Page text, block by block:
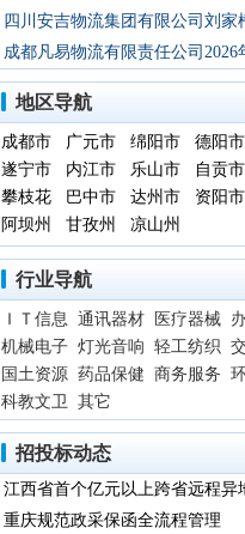
罐式半挂车项目成交候选人公示
四川安吉物流集团有限公司刘家
绿色智慧物流园职业病危害预评
（二次）成交候选人公示
成都凡易物流有限责任公司2026
空调采购及安装项目（第三次）
果公示
地区导航
成都市 广元市 绵阳市 德阳市
遂宁市
内江市 乐山市 自贡市
攀枝花
巴中市 达州市 资阳市
阿坝州
甘孜州 凉山州
行业导航
ＩＴ信息 通讯器材 医疗器械
机械电子 灯光音响 轻工纺织
国土资源 药品保健 商务服务
科教文卫 其它
招投标动态
江西省首个亿元以上跨省远程异
项目在鹰潭市完成
重庆规范政采保函全流程管理